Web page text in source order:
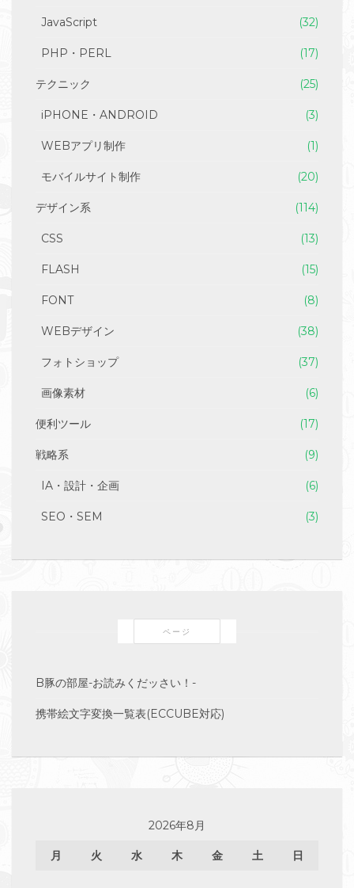
JavaScript (32)
PHP・PERL (17)
テクニック (25)
iPHONE・ANDROID (3)
WEBアプリ制作 (1)
モバイルサイト制作 (20)
デザイン系 (114)
CSS (13)
FLASH (15)
FONT (8)
WEBデザイン (38)
フォトショップ (37)
画像素材 (6)
便利ツール (17)
戦略系 (9)
IA・設計・企画 (6)
SEO・SEM (3)
ページ
B豚の部屋-お読みくだッさい！-
携帯絵文字変換一覧表(ECCUBE対応)
2026年8月
月 火 水 木 金 土 日